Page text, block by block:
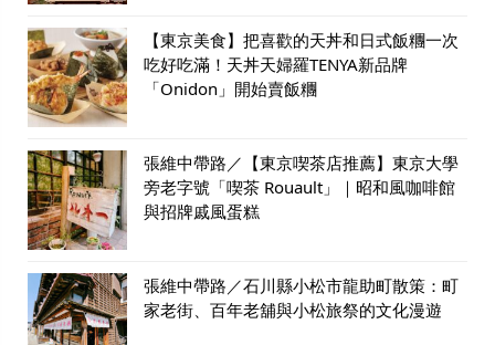
【東京美食】把喜歡的天丼和日式飯糰一次
吃好吃滿！天丼天婦羅TENYA新品牌
「Onidon」開始賣飯糰
張維中帶路／【東京喫茶店推薦】東京大學
旁老字號「喫茶 Rouault」｜昭和風咖啡館
與招牌戚風蛋糕
張維中帶路／石川縣小松市龍助町散策：町
家老街、百年老舖與小松旅祭的文化漫遊